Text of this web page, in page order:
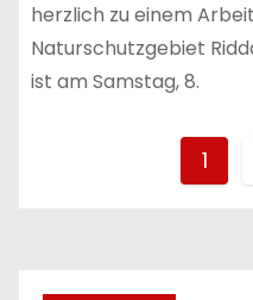
herzlich zu einem
Naturschutzgebiet
ist am Samstag, 8.
1